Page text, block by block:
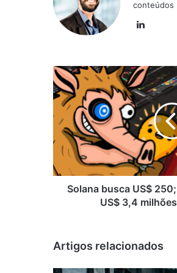
conteúdos
Solana
busca
US$
250;
Snorter
Token
atinge
3,4
milhões
Solana busca US$
US$ 3,4
Artigos relacionados